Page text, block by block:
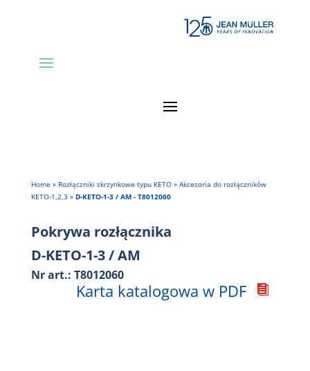
Home » Rozłączniki skrzynkowe typu KETO» Akcesoria do rozłączników
KETO-1,2,3 » D-KETO-1-3 / AM - T8012060
Pokrywa rozłącznika
D-KETO-1-3 / AM
Nr art.: T8012060

Karta katalogowa w PDF